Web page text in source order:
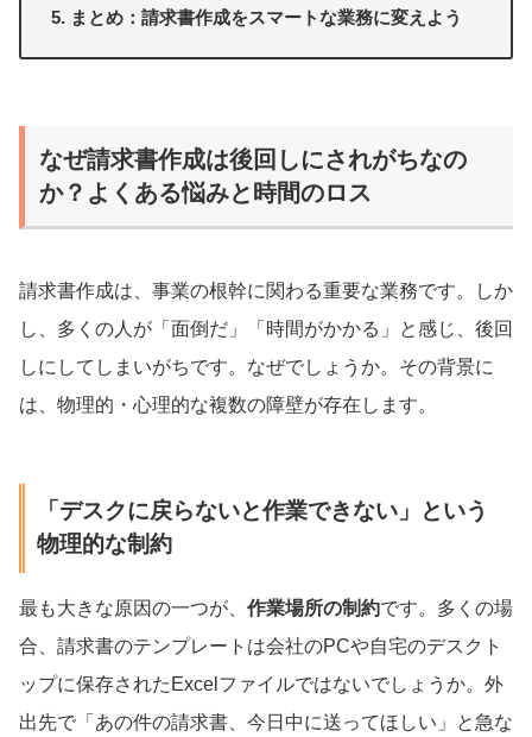
まとめ：請求書作成をスマートな業務に変えよう
なぜ請求書作成は後回しにされがちなの
か？よくある悩みと時間のロス
請求書作成は、事業の根幹に関わる重要な業務です。しか
し、多くの人が「面倒だ」「時間がかかる」と感じ、後回
しにしてしまいがちです。なぜでしょうか。その背景に
は、物理的・心理的な複数の障壁が存在します。
「デスクに戻らないと作業できない」という
物理的な制約
最も大きな原因の一つが、 作業場所の制約です。多くの場
合、請求書のテンプレートは会社のPCや自宅のデスクト
ップに保存されたExcelファイルではないでしょうか。外
出先で「あの件の請求書、今日中に送ってほしい」と急な